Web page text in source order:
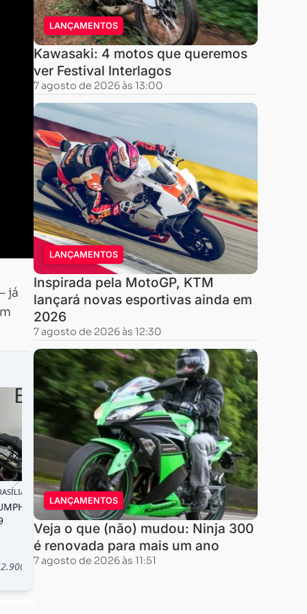
já
LANÇAMENTOS
Kawasaki: 4 motos que queremos
ver Festival Interlagos
7 agosto de 2026 às 13:00
LANÇAMENTOS
Inspirada pela MotoGP, KTM
lançará novas esportivas ainda em
2026
7 agosto de 2026 às 12:30
LANÇAMENTOS
Veja o que (não) mudou: Ninja 300
é renovada para mais um ano
7 agosto de 2026 às 11:51